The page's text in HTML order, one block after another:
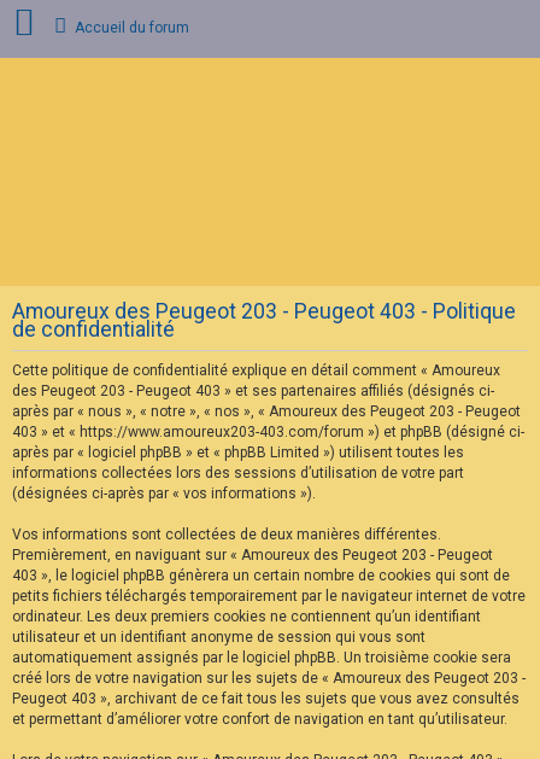
I
n
s
c
r
i
p
t
i
o
n
F
A
Q
Accueil du forum
Amoureux des Peugeot 203 - Peugeot 403 - Politique
de confidentialité
Cette politique de confidentialité explique en détail comment « Amoureux
des Peugeot 203 - Peugeot 403 » et ses partenaires affiliés (désignés ci-
après par « nous », « notre », « nos », « Amoureux des Peugeot 203 - Peugeot
403 » et « https://www.amoureux203-403.com/forum ») et phpBB (désigné ci-
après par « logiciel phpBB » et « phpBB Limited ») utilisent toutes les
informations collectées lors des sessions d’utilisation de votre part
(désignées ci-après par « vos informations »).
Vos informations sont collectées de deux manières différentes.
Premièrement, en naviguant sur « Amoureux des Peugeot 203 - Peugeot
403 », le logiciel phpBB génèrera un certain nombre de cookies qui sont de
petits fichiers téléchargés temporairement par le navigateur internet de votre
ordinateur. Les deux premiers cookies ne contiennent qu’un identifiant
utilisateur et un identifiant anonyme de session qui vous sont
automatiquement assignés par le logiciel phpBB. Un troisième cookie sera
créé lors de votre navigation sur les sujets de « Amoureux des Peugeot 203 -
Peugeot 403 », archivant de ce fait tous les sujets que vous avez consultés
et permettant d’améliorer votre confort de navigation en tant qu’utilisateur.